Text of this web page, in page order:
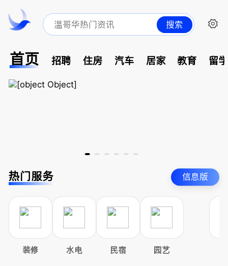
搜索
首页 招聘 住房 汽车 居家 教育 留
热门服务 信息版
装修 水电 民宿 园艺